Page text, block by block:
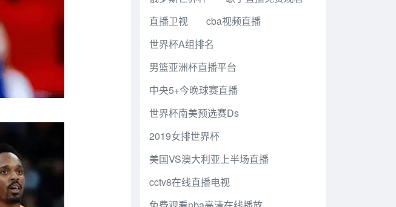
直播卫视
cba视频直播
世界杯A组排名
男篮亚洲杯直播平台
中央5+今晚球赛直播
世界杯南美预选赛Ds
2019女排世界杯
美国VS澳大利亚上半场直播
cctv8在线直播电视